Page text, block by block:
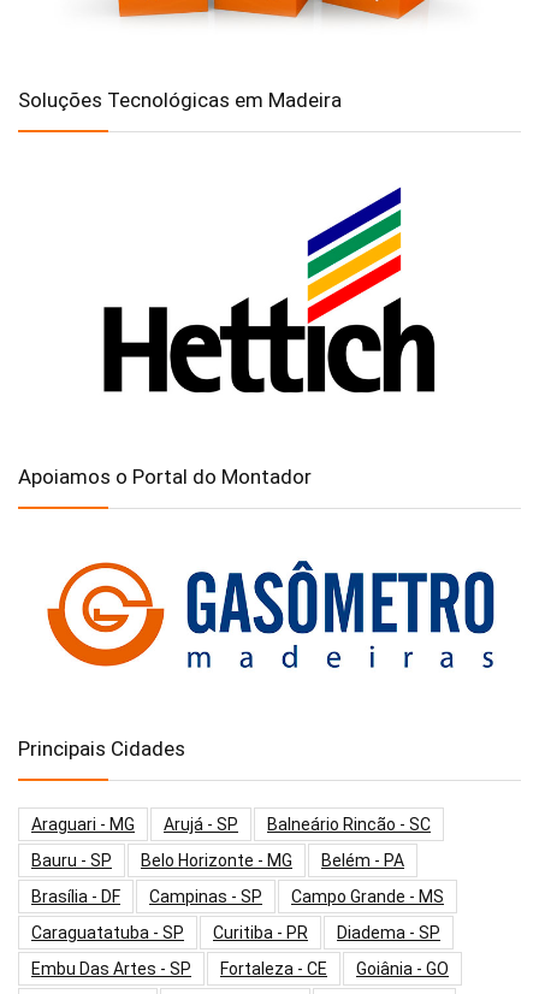
Soluções Tecnológicas em Madeira
Apoiamos o Portal do Montador
Principais Cidades
Araguari - MG Arujá - SP
Balneário Rincão - SC
Bauru - SP
Belo Horizonte - MG
Belém - PA
Brasília - DF
Campinas - SP
Campo Grande - MS
Caraguatatuba - SP
Curitiba - PR
Diadema - SP
Embu Das Artes - SP
Fortaleza - CE
Goiânia - GO